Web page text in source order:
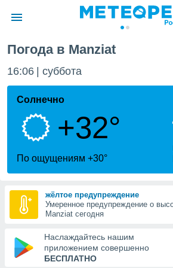
о
Вы можете
к этому
доступ
Погода в Manziat
16:06 суббота
Солнечно
+32°
По ощущениям +30°
жёлтое предупреждение
Умеренное предупреждение о
Manziat сегодня
Наслаждайтесь нашим
приложением совершенно
БЕСПЛАТНО